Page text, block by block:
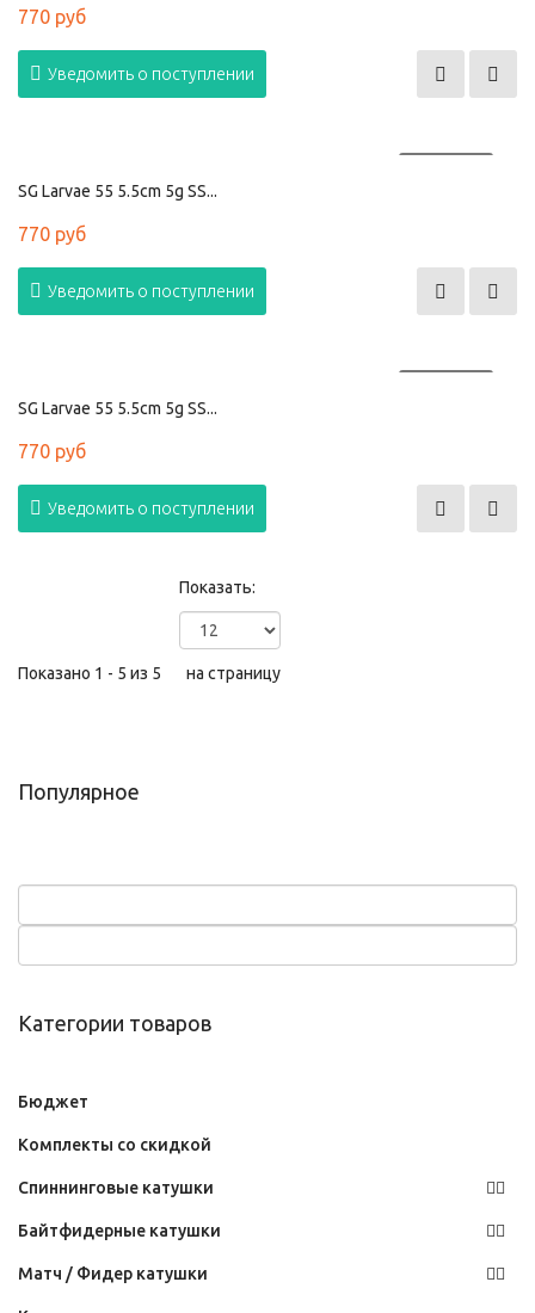
770 руб
Уведомить о поступлении
SG Larvae 55 5.5cm 5g SS...
770 руб
Уведомить о поступлении
SG Larvae 55 5.5cm 5g SS...
770 руб
Уведомить о поступлении
Показано 1 - 5 из 5
Показать:
на страницу
Популярное
Категории товаров
Бюджет
Комплекты со скидкой
Спиннинговые катушки
Байтфидерные катушки
Матч / Фидер катушки